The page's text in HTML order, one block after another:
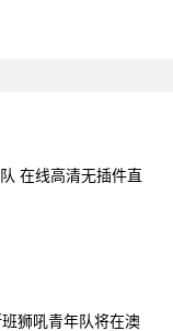
在线高清无插件直
狮吼青年队将在澳